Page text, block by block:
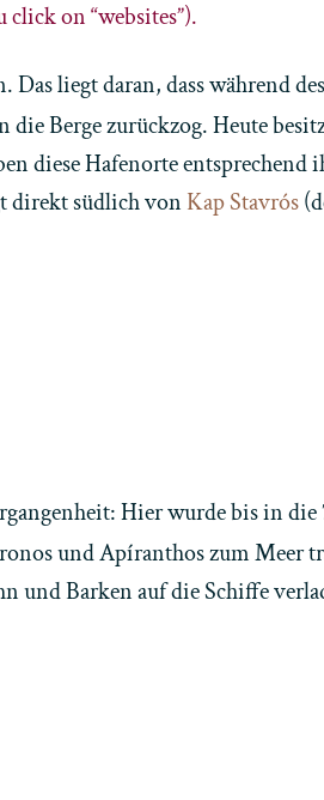
on “websites”).
liegt daran, dass während
Berge zurückzog. Heute
diese Hafenorte entsprechend
direkt südlich von Kap Stavrós
Hier wurde bis in die
und Apíranthos zum Meer
und Barken auf die Schiffe